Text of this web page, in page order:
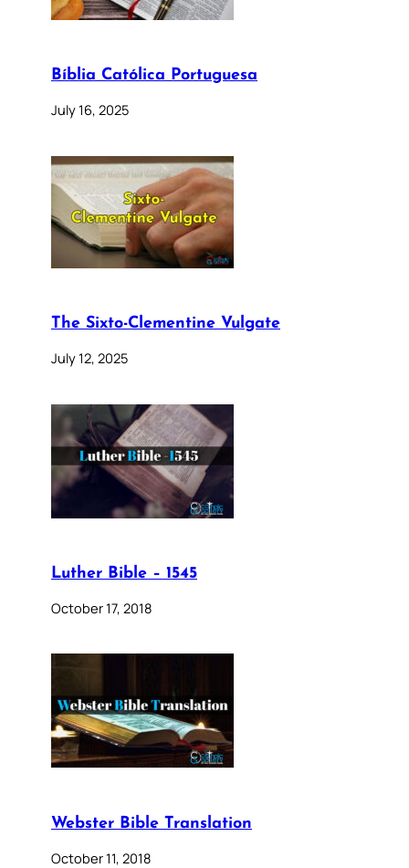
Bíblia Católica Portuguesa
July 16, 2025
The Sixto-Clementine Vulgate
July 12, 2025
Luther Bible – 1545
October 17, 2018
Webster Bible Translation
October 11, 2018